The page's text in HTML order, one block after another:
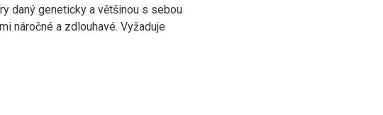
daný geneticky a většinou s sebou
náročné a zdlouhavé. Vyžaduje